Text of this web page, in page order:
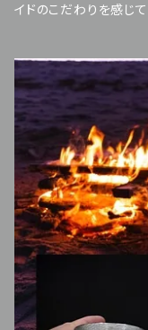
イドのこだわりを感じ